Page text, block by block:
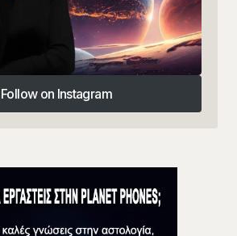
Follow on Instagram
Follow on Instagram